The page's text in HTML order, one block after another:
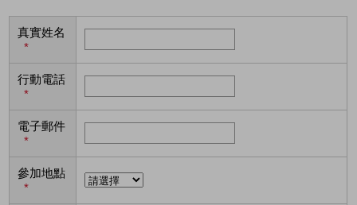
真實姓名
*
行動電話
*
電子郵件
*
參加地點
*